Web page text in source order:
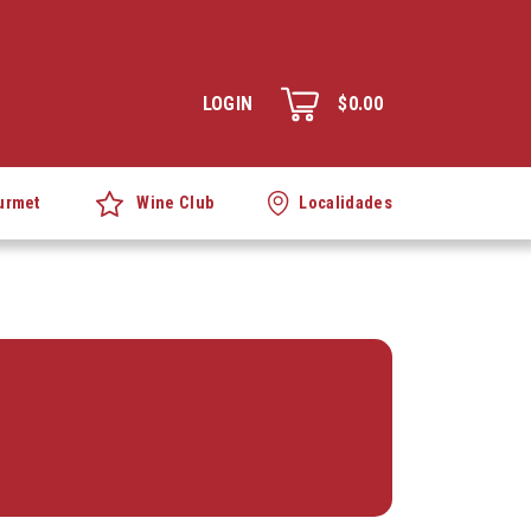
LOGIN $0.00
Wine Club Localidades